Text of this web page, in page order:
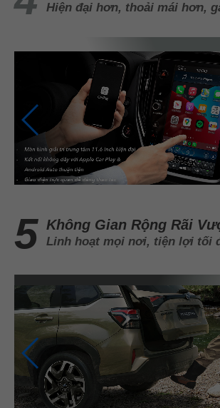
Hiện đại hơn, thoải mái hơn,
Không Gian Rộng Rãi
Linh hoạt mọi nơi, tiện lợi tối